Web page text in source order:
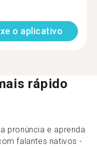
o aplicativo
rápido
pronúncia e aprenda
falantes nativos -